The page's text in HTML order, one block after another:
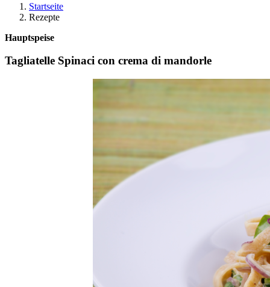
Startseite
Rezepte
Hauptspeise
Tagliatelle Spinaci con crema di mandorle